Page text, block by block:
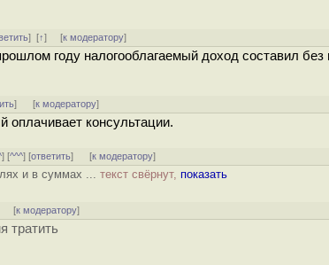
][↑] [к модератору]
году налогооблагаемый доход составил
] [к модератору]
оплачивает консультации.
] [^^^] [ответить] [к модератору]
и в суммах ... текст свёрнут, показать
[к модератору]
тратить